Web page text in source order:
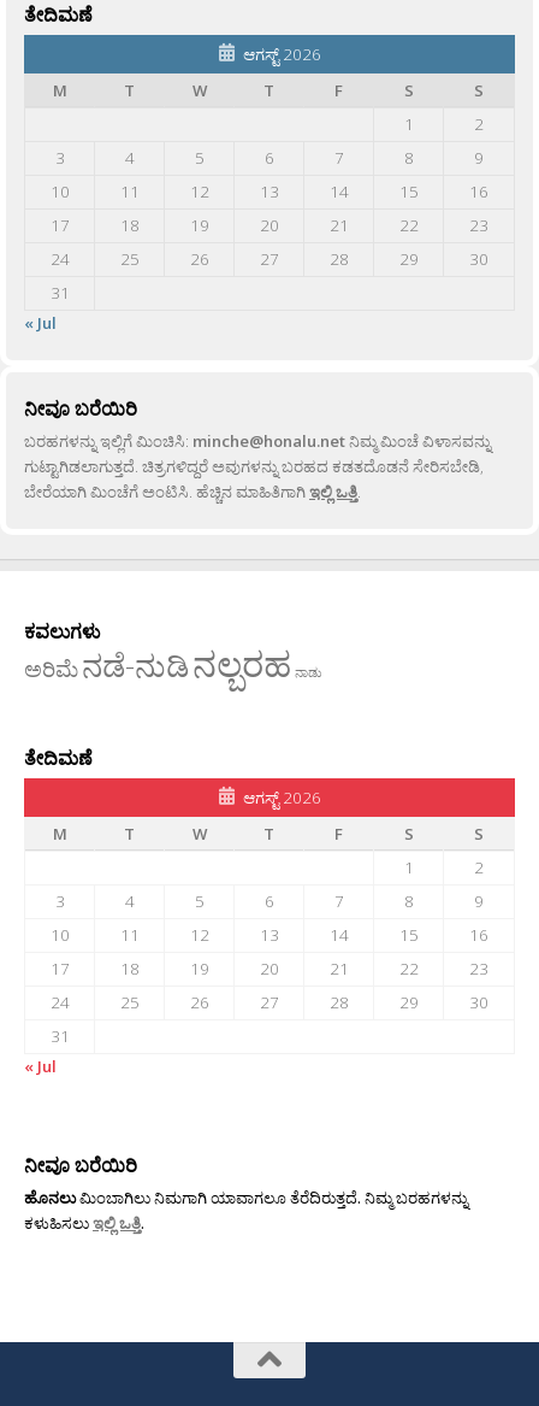
ತೇದಿಮಣೆ
ಆಗಸ್ಟ್ 2026
M
T W T F S
S
1
2
3
4 5 6 7 8
9
10
11 12 13 14 15
16
17
18 19 20 21 22
23
24
25 26 27 28 29
30
31
« Jul
ನೀವೂ ಬರೆಯಿರಿ
ಬರಹಗಳನ್ನು ಇಲ್ಲಿಗೆ ಮಿಂಚಿಸಿ: minche@honalu.netನಿಮ್ಮ ಮಿಂಚೆ ವಿಳಾಸವನ್ನು
ಗುಟ್ಟಾಗಿಡಲಾಗುತ್ತದೆ. ಚಿತ್ರಗಳಿದ್ದರೆ ಅವುಗಳನ್ನು ಬರಹದ ಕಡತದೊಡನೆ ಸೇರಿಸಬೇಡಿ,
ಬೇರೆಯಾಗಿ ಮಿಂಚೆಗೆ ಅಂಟಿಸಿ. ಹೆಚ್ಚಿನ ಮಾಹಿತಿಗಾಗಿಇಲ್ಲಿ ಒತ್ತಿ.
ಕವಲುಗಳು
ಅರಿಮೆನಡೆ-ನುಡಿನಲ್ಬರಹ ನಾಡು
ತೇದಿಮಣೆ
ಆಗಸ್ಟ್ 2026
M
T W T F S
S
1
2
3
4 5 6 7 8
9
10
11 12 13 14 15
16
17
18 19 20 21 22
23
24
25 26 27 28 29
30
31
« Jul
ನೀವೂ ಬರೆಯಿರಿ
ಹೊನಲುಮಿಂಬಾಗಿಲು ನಿಮಗಾಗಿ ಯಾವಾಗಲೂ ತೆರೆದಿರುತ್ತದೆ. ನಿಮ್ಮ ಬರಹಗಳನ್ನು
ಕಳುಹಿಸಲುಇಲ್ಲಿ ಒತ್ತಿ.